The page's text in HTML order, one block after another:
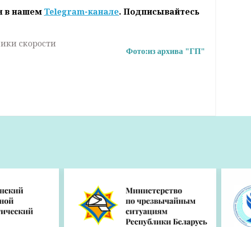
в нашем Telegram-канале. Подписывайтесь
скорости
Фото:из архива "ГП"